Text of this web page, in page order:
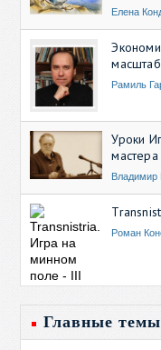
Елена
Рамиль
Уроки
мастера
Владимир
Роман
Главные темы